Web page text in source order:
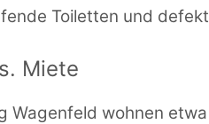
Toiletten und
Miete
Wagenfeld wohnen